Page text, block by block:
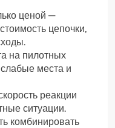
ценой —
цепочки,
на пилотных
места и
реакции
ситуации.
комбинировать